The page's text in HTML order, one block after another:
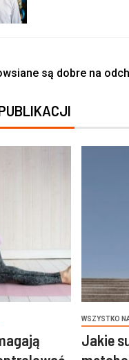
są dobre na
WSZYSTKO
Jakie